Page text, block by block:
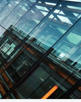
un iekārtas
REF LATVIA"